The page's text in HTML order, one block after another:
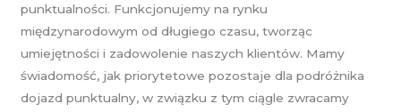
punktualności. Funkcjonujemy na rynku
międzynarodowym od długiego czasu, tworząc
umiejętności i zadowolenie naszych klientów. Mamy
świadomość, jak priorytetowe pozostaje dla podróżnika
dojazd punktualny, w związku z tym ciągle zwracamy